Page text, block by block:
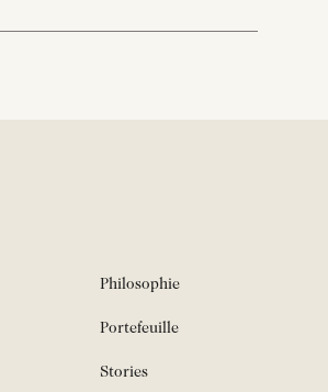
Philosophie
Portefeuille
Stories